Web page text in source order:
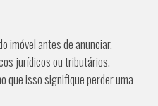
imóvel antes de anunciar.
jurídicos ou tributários.
que isso signifique perder uma